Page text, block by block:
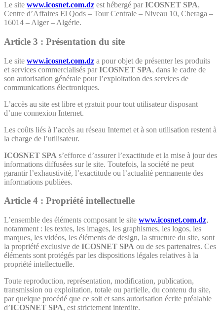
Le site www.icosnet.com.dz est hébergé parICOSNET SPA,
Centre d’Affaires El Qods – Tour Centrale – Niveau 10, Cheraga –
16014 – Alger – Algérie.
Article 3 : Présentation du site
Le site www.icosnet.com.dz a pour objet de présenter les produits
et services commercialisés parICOSNET SPA, dans le cadre de
son autorisation générale pour l’exploitation des services de
communications électroniques.
L’accès au site est libre et gratuit pour tout utilisateur disposant
d’une connexion Internet.
Les coûts liés à l’accès au réseau Internet et à son utilisation restent à
la charge de l’utilisateur.
ICOSNET SPA s’efforce d’assurer l’exactitude et la mise à jour des
informations diffusées sur le site. Toutefois, la société ne peut
garantir l’exhaustivité, l’exactitude ou l’actualité permanente des
informations publiées.
Article 4 : Propriété intellectuelle
L’ensemble des éléments composant le site www.icosnet.com.dz,
notamment : les textes, les images, les graphismes, les logos, les
marques, les vidéos, les éléments de design, la structure du site, sont
la propriété exclusive de ICOSNET SPA ou de ses partenaires. Ces
éléments sont protégés par les dispositions légales relatives à la
propriété intellectuelle.
Toute reproduction, représentation, modification, publication,
transmission ou exploitation, totale ou partielle, du contenu du site,
par quelque procédé que ce soit et sans autorisation écrite préalable
d’ICOSNET SPA, est strictement interdite.